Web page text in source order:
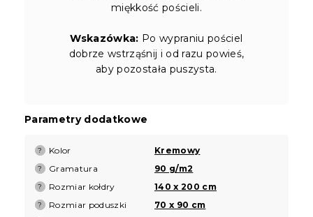
miękkość pościeli.
Wskazówka: Po wypraniu pościel
dobrze wstrząśnij i od razu powieś,
aby pozostała puszysta.
Parametry dodatkowe
? Kolor Kremowy
? Gramatura 90 g/m2
? Rozmiar kołdry 140 x 200 cm
? Rozmiar poduszki 70 x 90 cm